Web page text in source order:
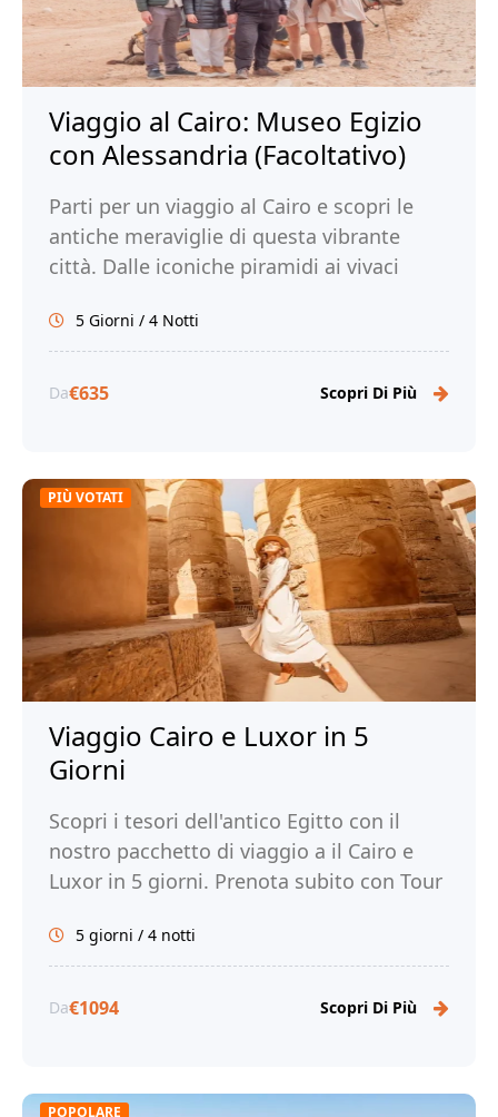
Viaggio al Cairo: Museo Egizio
con Alessandria (Facoltativo)
Parti per un viaggio al Cairo e scopri le
antiche meraviglie di questa vibrante
città. Dalle iconiche piramidi ai vivaci
cultura del Cairo. Prenota ora il tuo
viaggio al Cairo con Tour Egitto!
5 Giorni / 4 Notti
Da€635 Scopri Di Più
PIÙ VOTATI
Viaggio Cairo e Luxor in 5
Giorni
Scopri i tesori dell'antico Egitto con il
nostro pacchetto di viaggio a il Cairo e
Luxor in 5 giorni. Prenota subito con Tour
5 giorni / 4 notti
Da€1094 Scopri Di Più
POPOLARE